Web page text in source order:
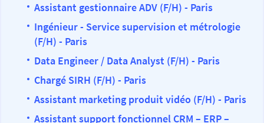
Assistant gestionnaire ADV (F/H) - Paris
Ingénieur - Service supervision et métrologie
(F/H) - Paris
Data Engineer / Data Analyst (F/H) - Paris
Chargé SIRH (F/H) - Paris
Assistant marketing produit vidéo (F/H) - Paris
Assistant support fonctionnel CRM – ERP –